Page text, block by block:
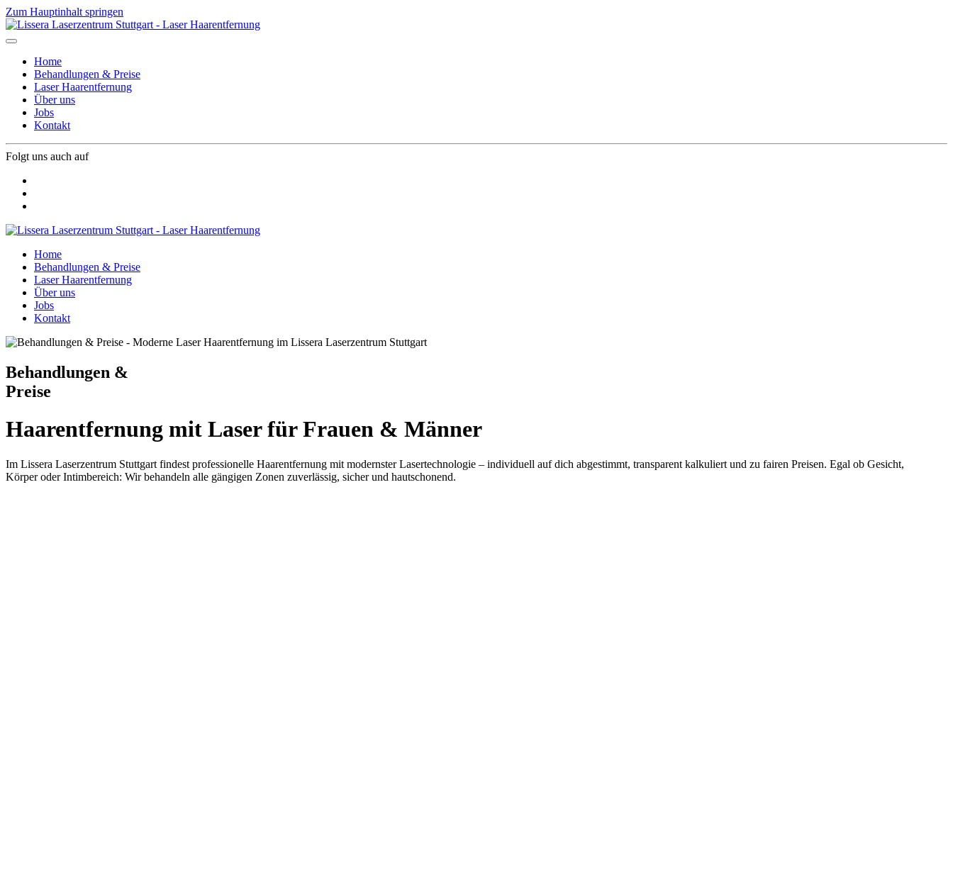
Zum Hauptinhalt springen
Home
Behandlungen & Preise
Laser Haarentfernung
Über uns
Jobs
Kontakt
Folgt uns auch auf
Home
Behandlungen & Preise
Laser Haarentfernung
Über uns
Jobs
Kontakt
Behandlungen &
Preise
Haarentfernung mit Laser für Frauen & Männer
Im Lissera Laserzentrum Stuttgart findest professionelle Haarentfernung mit modernster Lasertechnologie – individuell auf dich abgestimmt, transparent kalkuliert und zu fairen Preisen. Egal ob Gesicht,
Körper oder Intimbereich: Wir behandeln alle gängigen Zonen zuverlässig, sicher und hautschonend.